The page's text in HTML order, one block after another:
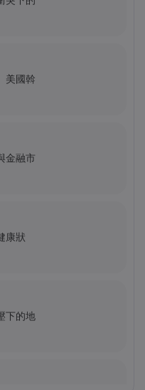
台灣購買比特
Nu
SOFI 股票
麼事？
美國斡
金融市
康狀
下的地